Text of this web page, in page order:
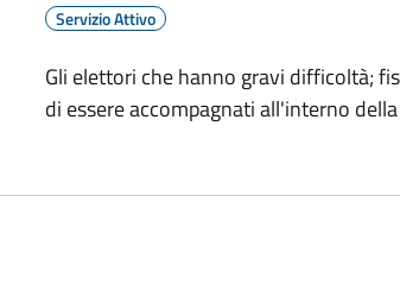
Servizio Attivo
Gli elettori che hanno gravi difficoltà;
di essere accompagnati all'interno